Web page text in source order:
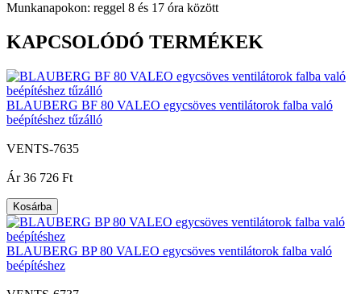
Munkanapokon: reggel 8 és 17 óra között
KAPCSOLÓDÓ TERMÉKEK
BLAUBERG BF 80 VALEO egycsöves ventilátorok falba való
beépítéshez tűzálló
VENTS-7635
Ár 36 726 Ft
Kosárba
BLAUBERG BP 80 VALEO egycsöves ventilátorok falba való
beépítéshez